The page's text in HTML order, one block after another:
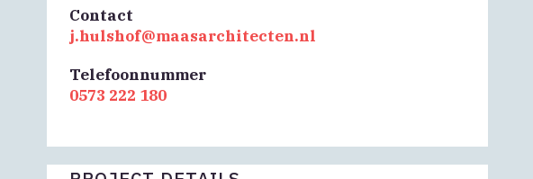
Contact
j.hulshof@maasarchitecten.nl
Telefoonnummer
0573 222 180